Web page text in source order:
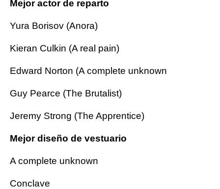
Mejor actor de reparto
Yura Borisov (Anora)
Kieran Culkin (A real pain)
Edward Norton (A complete unknown
Guy Pearce (The Brutalist)
Jeremy Strong (The Apprentice)
Mejor diseño de vestuario
A complete unknown
Conclave